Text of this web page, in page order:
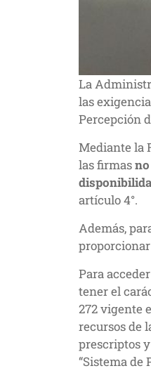
La
las
Percepción
Mediante la
las firmas
artículo 4°.
Además,
Para
tener el
272 vigente
recursos de
prescriptos
“Sistema de